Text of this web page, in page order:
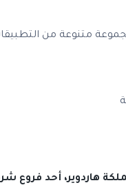
متنوعة من
هاردوير، أحد فروع